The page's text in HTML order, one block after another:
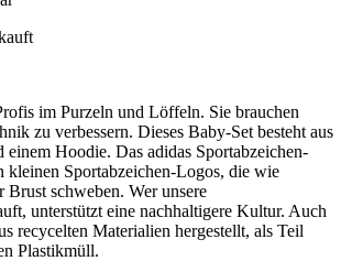
im Purzeln und Löffeln. Sie brauchen
zu verbessern. Dieses Baby-Set besteht aus
einem Hoodie. Das adidas Sportabzeichen-
kleinen Sportabzeichen-Logos, die wie
Brust schweben. Wer unsere
unterstützt eine nachhaltigere Kultur. Auch
recycelten Materialien hergestellt, als Teil
Plastikmüll.